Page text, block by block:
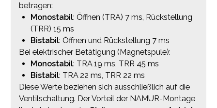
betragen:
Monostabil: Öffnen (TRA) 7 ms, Rückstellung
(TRR) 15 ms
Bistabil: Öffnen und Rückstellung 7 ms
Bei elektrischer Betätigung (Magnetspule):
Monostabil: TRA 19 ms, TRR 45 ms
Bistabil: TRA 22 ms, TRR 22 ms
Diese Werte beziehen sich ausschließlich auf die
Ventilschaltung. Der Vorteil der NAMUR-Montage